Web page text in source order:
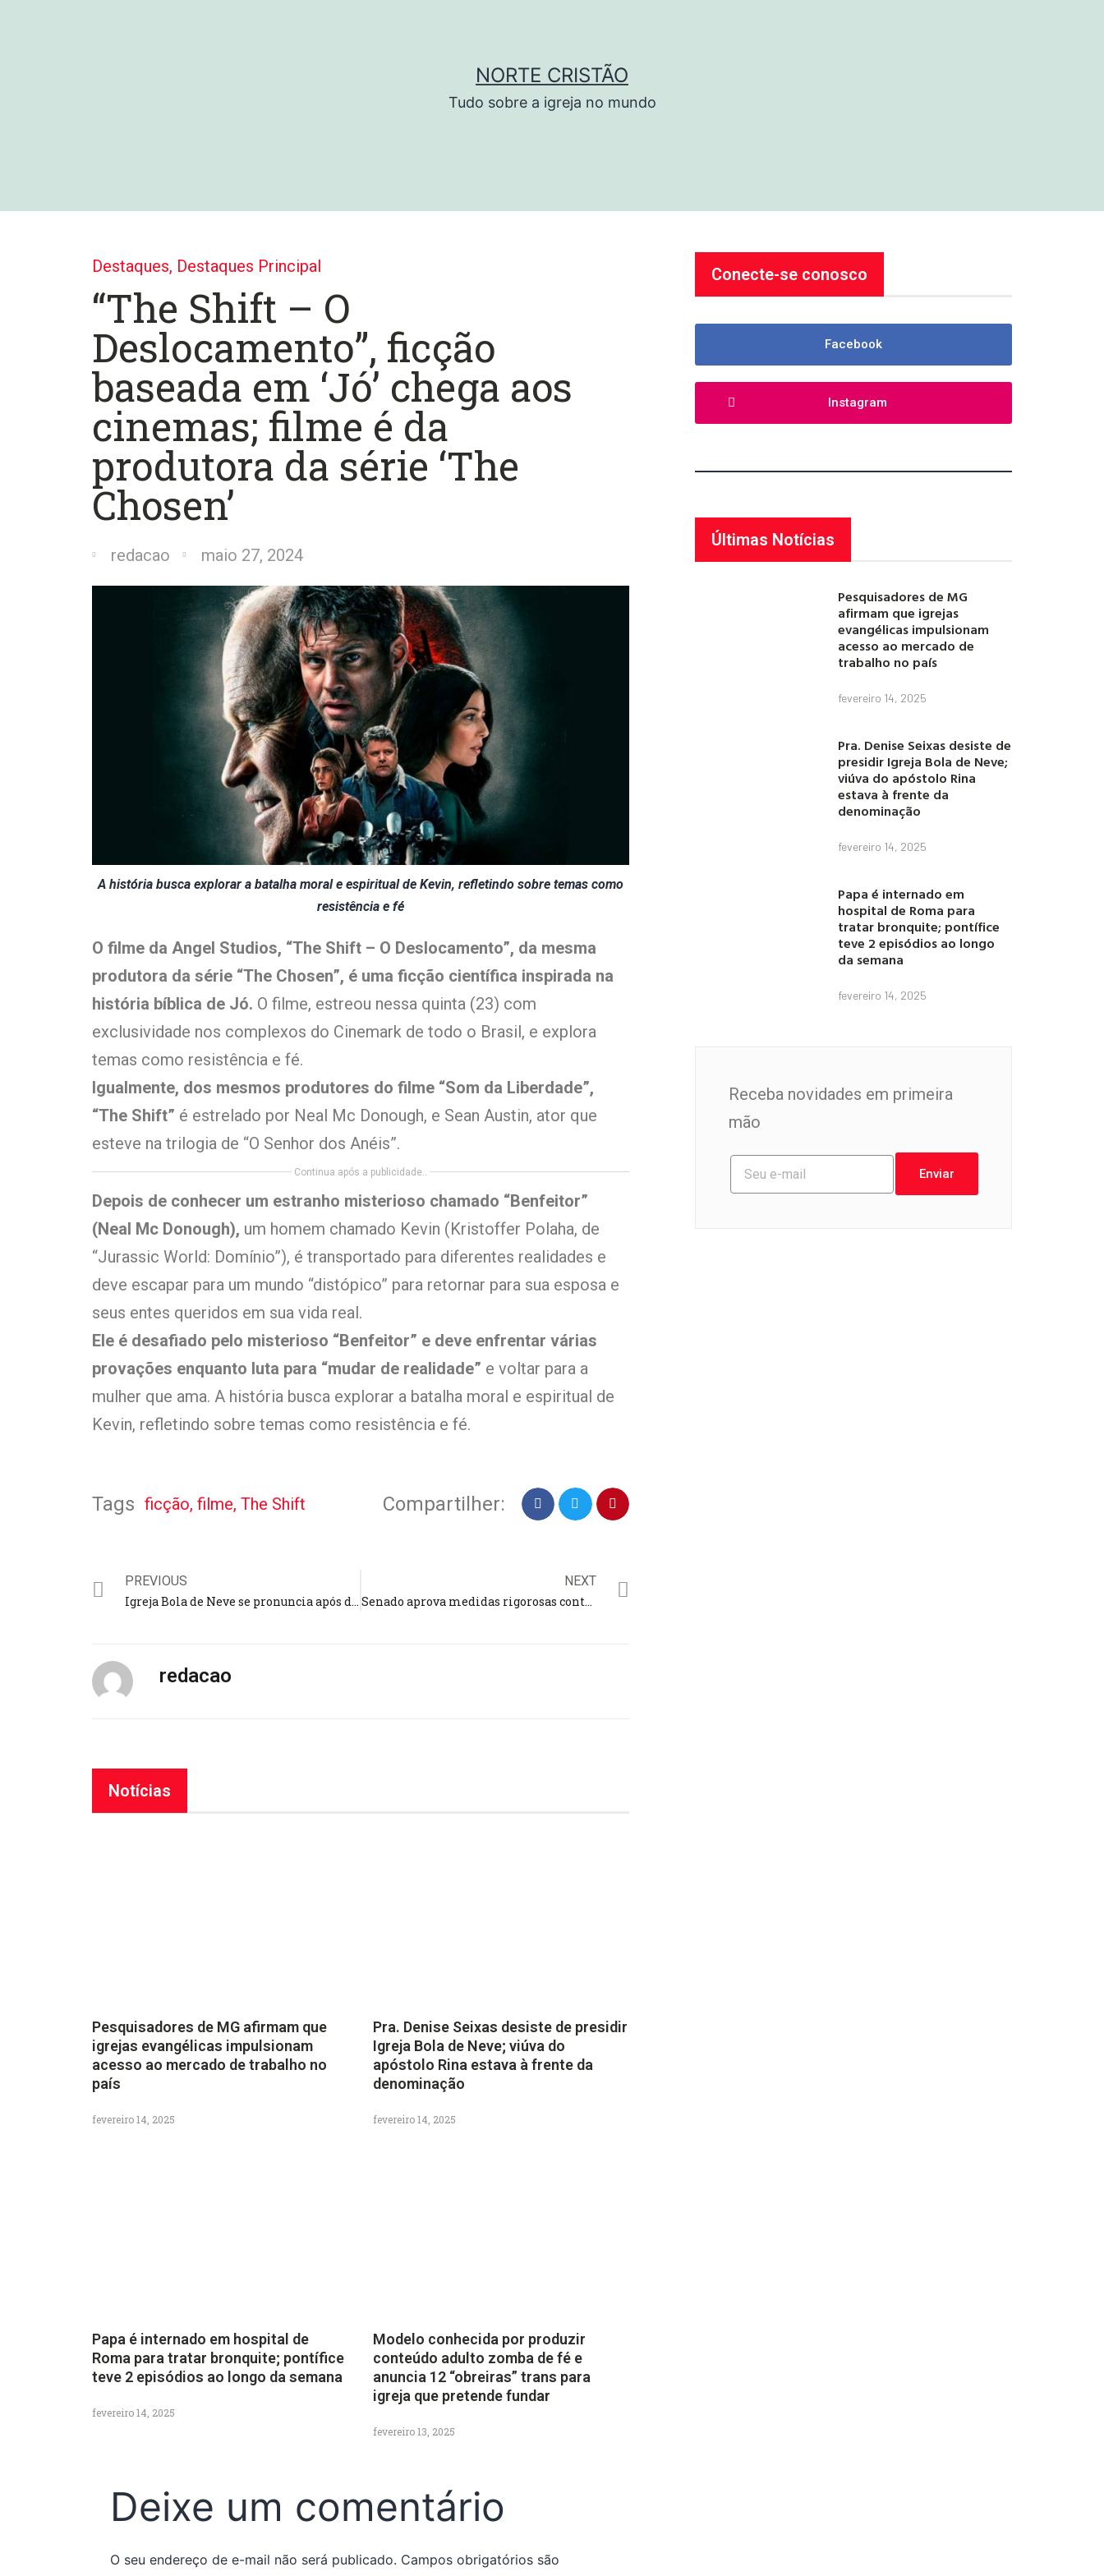
NORTE CRISTÃO
Tudo sobre a igreja no mundo
Destaques, Destaques Principal
“The Shift – O
Deslocamento”, ficção
baseada em ‘Jó’ chega aos
cinemas; filme é da
produtora da série ‘The
Chosen’
redacao maio 27, 2024
A história busca explorar a batalha moral e espiritual de Kevin, refletindo sobre temas como
resistência e fé
O filme da Angel Studios, “The Shift – O Deslocamento”, da mesma
produtora da série “The Chosen”, é uma ficção científica inspirada na
história bíblica de Jó. O filme, estreou nessa quinta (23) com
exclusividade nos complexos do Cinemark de todo o Brasil, e explora
temas como resistência e fé.
Igualmente, dos mesmos produtores do filme “Som da Liberdade”,
“The Shift” é estrelado por Neal Mc Donough, e Sean Austin, ator que
esteve na trilogia de “O Senhor dos Anéis”.
Continua após a publicidade..
Depois de conhecer um estranho misterioso chamado “Benfeitor”
(Neal Mc Donough), um homem chamado Kevin (Kristoffer Polaha, de
“Jurassic World: Domínio”), é transportado para diferentes realidades e
deve escapar para um mundo “distópico” para retornar para sua esposa e
seus entes queridos em sua vida real.
Ele é desafiado pelo misterioso “Benfeitor” e deve enfrentar várias
provações enquanto luta para “mudar de realidade” e voltar para a
mulher que ama. A história busca explorar a batalha moral e espiritual de
Kevin, refletindo sobre temas como resistência e fé.
Tags ficção, filme, The Shift Compartilher:
PREVIOUS
Igreja Bola de Neve se pronuncia após denúncias de fraudes e abusos; “somos transparentes”
NEXT
Senado aprova medidas rigorosas contra a exploração sexual infantil: “acabou, abusadores”, diz senadora
redacao
Notícias
Pesquisadores de MG afirmam que
igrejas evangélicas impulsionam
acesso ao mercado de trabalho no
país
fevereiro 14, 2025
Pra. Denise Seixas desiste de presidir
Igreja Bola de Neve; viúva do
apóstolo Rina estava à frente da
denominação
fevereiro 14, 2025
Papa é internado em hospital de
Roma para tratar bronquite; pontífice
teve 2 episódios ao longo da semana
fevereiro 14, 2025
Modelo conhecida por produzir
conteúdo adulto zomba de fé e
anuncia 12 “obreiras” trans para
igreja que pretende fundar
fevereiro 13, 2025
Deixe um comentário
O seu endereço de e-mail não será publicado. Campos obrigatórios são
Conecte-se conosco
Facebook
Instagram
Últimas Notícias
Pesquisadores de MG
afirmam que igrejas
evangélicas impulsionam
acesso ao mercado de
trabalho no país
fevereiro 14, 2025
Pra. Denise Seixas desiste de
presidir Igreja Bola de Neve;
viúva do apóstolo Rina
estava à frente da
denominação
fevereiro 14, 2025
Papa é internado em
hospital de Roma para
tratar bronquite; pontífice
teve 2 episódios ao longo
da semana
fevereiro 14, 2025
Receba novidades em primeira
mão
Enviar